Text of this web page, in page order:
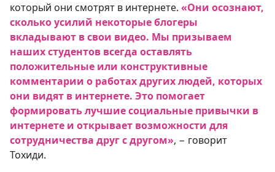
который они смотрят в интернете. «Они осознают,
сколько усилий некоторые блогеры
вкладывают в свои видео. Мы призываем
наших студентов всегда оставлять
положительные или конструктивные
комментарии о работах других людей, которых
они видят в интернете. Это помогает
формировать лучшие социальные привычки в
интернете и открывает возможности для
сотрудничества друг с другом», − говорит
Тохиди.